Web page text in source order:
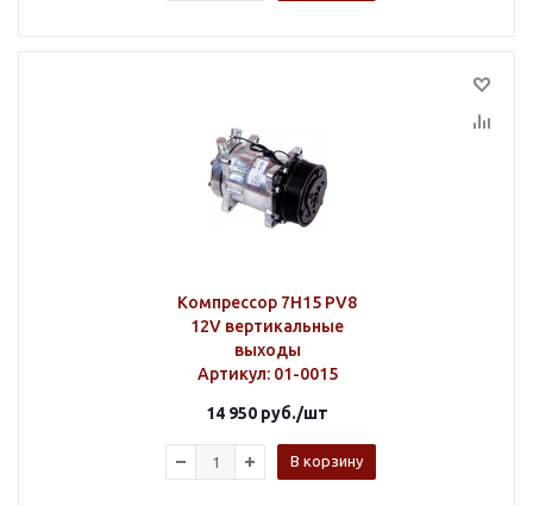
Компрессор 7H15 PV8
12V вертикальные
выходы
Артикул: 01-0015
14 950 руб./шт
В корзину